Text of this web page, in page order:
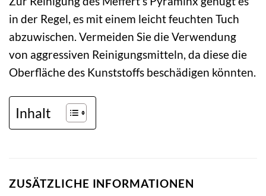
in der Regel, es mit einem leicht feuchten Tuch
abzuwischen. Vermeiden Sie die Verwendung
von aggressiven Reinigungsmitteln, da diese die
Oberfläche des Kunststoffs beschädigen könnten.
Inhalt
ZUSÄTZLICHE INFORMATIONEN